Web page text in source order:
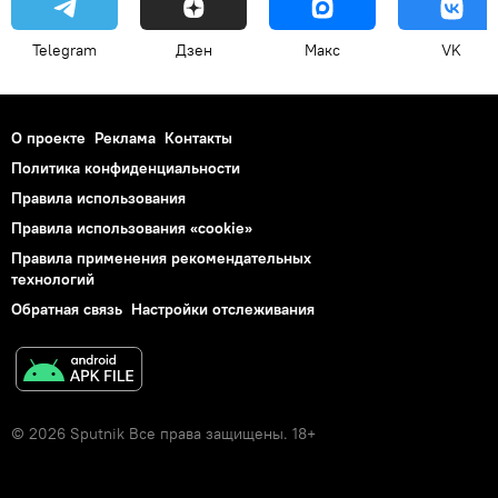
Telegram Дзен Макс VK
О проекте Реклама Контакты
Политика конфиденциальности
Правила использования
Правила использования «cookie»
Правила применения рекомендательных
технологий
Обратная связь Настройки отслеживания
© 2026 Sputnik Все права защищены. 18+